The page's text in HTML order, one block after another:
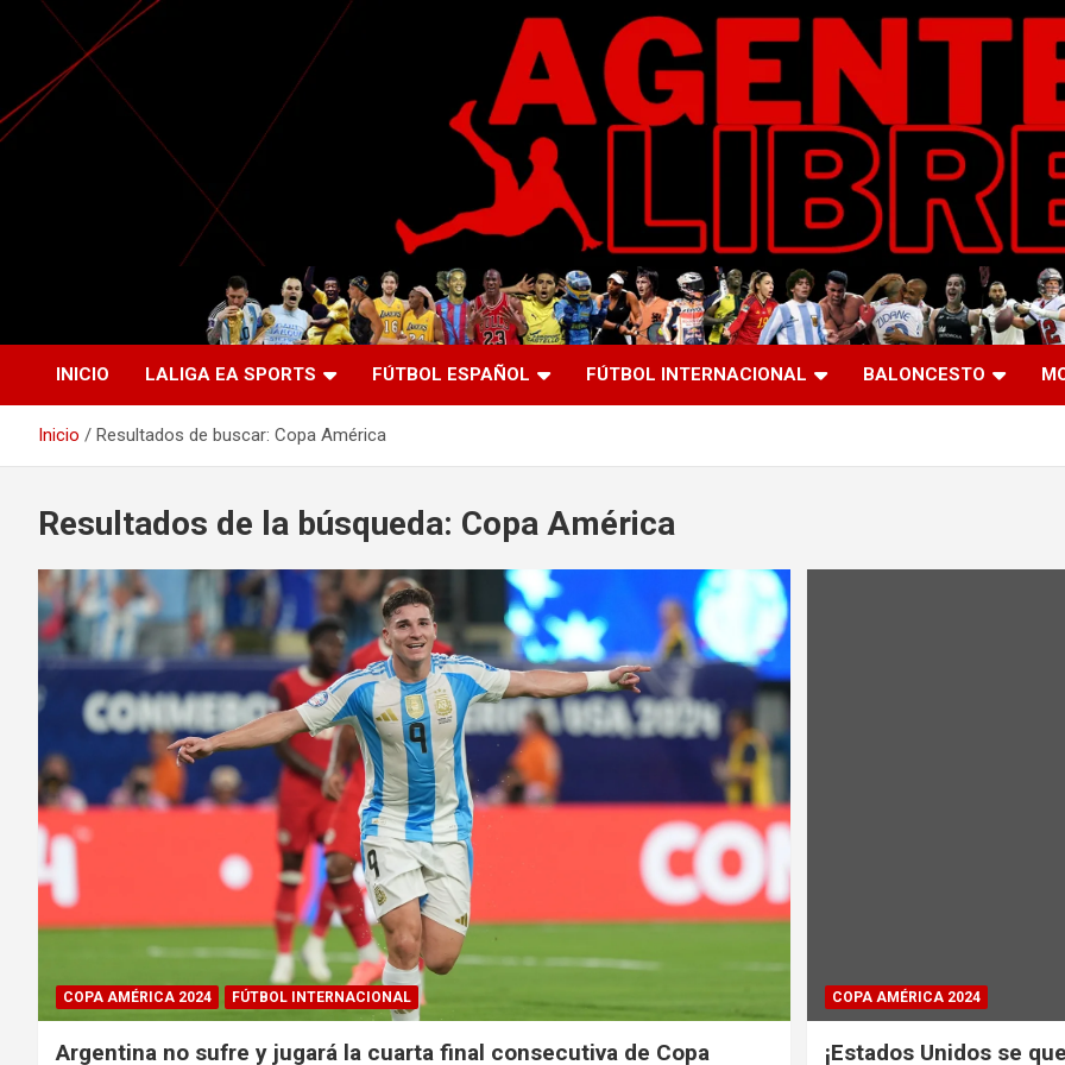
Saltar
contenido
Agente Libre Digital
La nueva generación del periodismo deportivo.
INICIO LALIGA EA SPORTS FÚTBOL ESPAÑOL FÚTBOL INTERNACIONAL BALONCESTO
Inicio Resultados de buscar: Copa América
Resultados de la búsqueda: Copa América
COPA AMÉRICA 2024 FÚTBOL INTERNACIONAL
Argentina no sufre y jugará la cuarta final consecutiva de Copa
COPA AMÉRICA 2024
¡Estados Unidos se